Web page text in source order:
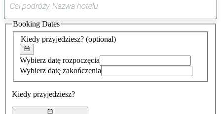
sugestia
została
znaleziona
Kiedy przyjedziesz? (optional)
Wybierz datę rozpoczęcia
Wybierz datę zakończenia
Kiedy przyjedziesz?
Booking Dates